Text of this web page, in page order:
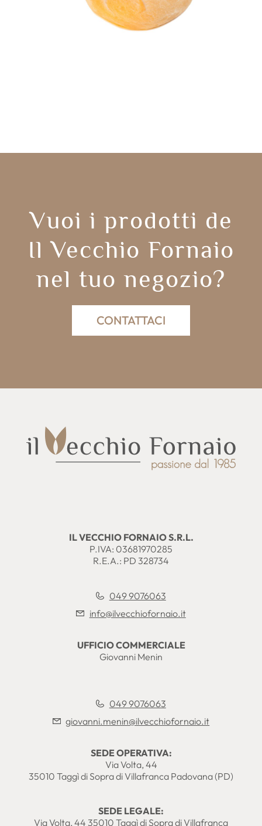
Vuoi i prodotti de
Il Vecchio Fornaio
nel tuo negozio?
CONTATTACI
IL VECCHIO FORNAIO S.R.L.
P.IVA: 03681970285
R.E.A.: PD 328734
049 9076063
info@ilvecchiofornaio.it
UFFICIO COMMERCIALE
Giovanni Menin
049 9076063
giovanni.menin@ilvecchiofornaio.it
SEDE OPERATIVA:
Via Volta, 44
35010 Taggì di Sopra di Villafranca Padovana (PD)
SEDE LEGALE:
Via Volta, 44 35010 Taggì di Sopra di Villafranca